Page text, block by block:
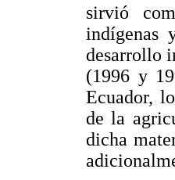
sirvió
indígenas
desarrollo
(1996 y
Ecuador,
de la
dicha